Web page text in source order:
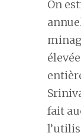
On
fait